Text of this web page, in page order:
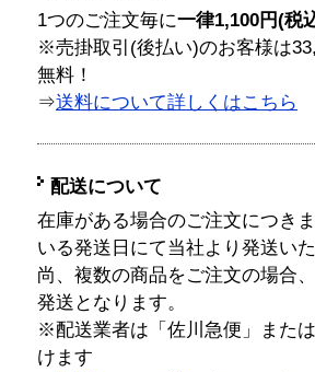
1つのご注文毎に一律1,100円(税
※売掛取引(後払い)のお客様は
無料！
⇒送料について詳しくはこちら
配送について
在庫がある場合のご注文につき
いる発送日にて当社より発送い
尚、複数の商品をご注文の場合
発送となります。
※配送業者は「佐川急便」また
けます